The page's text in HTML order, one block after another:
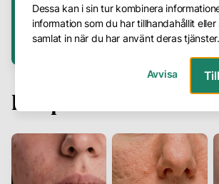
Frågor
Svar
Avbokning
Företag
Dessa kan i sin tur kombinera
information som du har tillhandahållit
samlat in när du har använt deras tjänster.
Avvisa
4,8
På Trustpilot
30+
Års erfarenhet
Hudproblem